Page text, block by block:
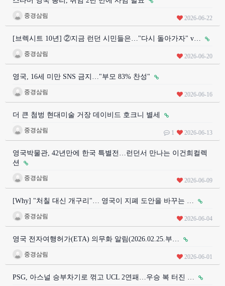
중경삼림 2026-06-22
[브렉시트 10년] ②지금 런던 시민들은…"다시 돌아가자" v…
중경삼림 2026-06-20
영국, 16세 미만 SNS 금지…"부모 83% 찬성"
중경삼림 2026-06-16
더 큰 첨벙 현대미술 거장 데이비드 호크니 별세
중경삼림 1 2026-06-13
영국박물관, 42년만에 한국 특별전…런던서 만나는 이건희컬렉
션
중경삼림 2026-06-09
[Why] "처칠 대신 개구리"… 영국이 지폐 도안을 바꾸는 …
중경삼림 2026-06-04
영국 전자여행허가(ETA) 의무화 알림(2026.02.25.부…
중경삼림 2026-06-01
PSG, 아스널 승부차기로 꺾고 UCL 2연패…우승 복 터진 …